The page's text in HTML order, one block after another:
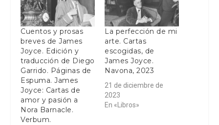
Cuentos y prosas
breves de James
Joyce. Edición y
traducción de Diego
Garrido. Páginas de
Espuma. James
Joyce: Cartas de
amor y pasión a
Nora Barnacle.
Verbum.
La perfección de mi
arte. Cartas
escogidas, de
James Joyce.
Navona, 2023
21 de diciembre de
2023
En «Libros»